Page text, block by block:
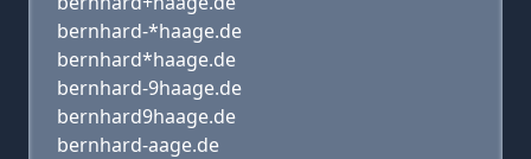
bernhard-*haage.de
bernhard*haage.de
bernhard-9haage.de
bernhard9haage.de
bernhard-aage.de